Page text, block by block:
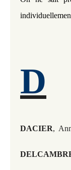
D
DACIER,